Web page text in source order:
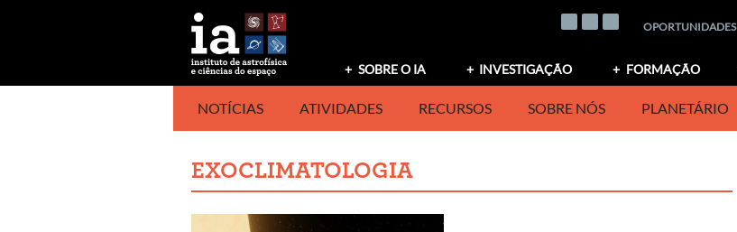
OPORTUNIDADES
SOBRE O IA INVESTIGAÇÃO FORMAÇÃO
NOTÍCIAS ATIVIDADES RECURSOS SOBRE NÓS PLANETÁRIO
EXOCLIMATOLOGIA